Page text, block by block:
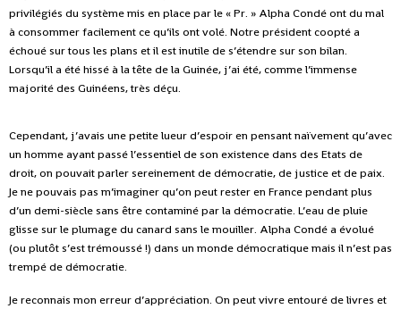
privilégiés du système mis en place par le « Pr. » Alpha Condé ont du mal
à consommer facilement ce qu’ils ont volé. Notre président coopté a
échoué sur tous les plans et il est inutile de s’étendre sur son bilan.
Lorsqu’il a été hissé à la tête de la Guinée, j’ai été, comme l’immense
majorité des Guinéens, très déçu.
Cependant, j’avais une petite lueur d’espoir en pensant naïvement qu’avec
un homme ayant passé l’essentiel de son existence dans des Etats de
droit, on pouvait parler sereinement de démocratie, de justice et de paix.
Je ne pouvais pas m’imaginer qu’on peut rester en France pendant plus
d’un demi-siècle sans être contaminé par la démocratie. L’eau de pluie
glisse sur le plumage du canard sans le mouiller. Alpha Condé a évolué
(ou plutôt s’est trémoussé !) dans un monde démocratique mais il n’est pas
trempé de démocratie.
Je reconnais mon erreur d’appréciation. On peut vivre entouré de livres et